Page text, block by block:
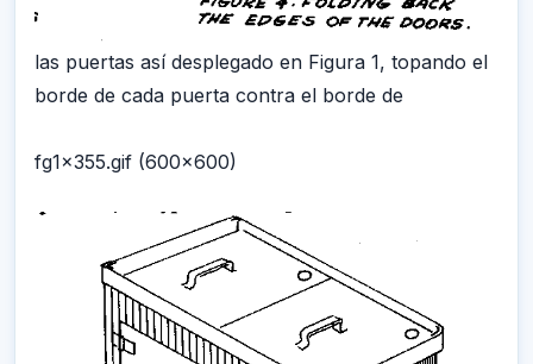
las puertas así desplegado en Figura 1, topando el
borde de cada puerta contra el borde de
fg1x355.gif (600x600)